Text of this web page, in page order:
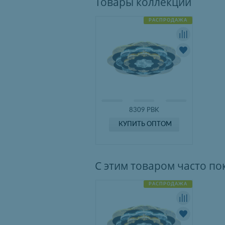
РАСПРОДАЖА
8309 PBK
КУПИТЬ ОПТОМ
С этим товаром часто
РАСПРОДАЖА